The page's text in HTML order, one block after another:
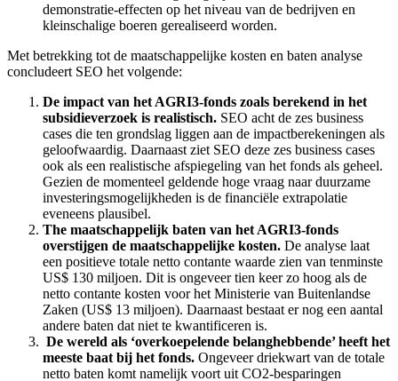
demonstratie-effecten op het niveau van de bedrijven en
kleinschalige boeren gerealiseerd worden.
Met betrekking tot de maatschappelijke kosten en baten analyse
concludeert SEO het volgende:
De impact van het AGRI3-fonds zoals berekend in het
subsidieverzoek is realistisch. SEO acht de zes business
cases die ten grondslag liggen aan de impactberekeningen als
geloofwaardig. Daarnaast ziet SEO deze zes business cases
ook als een realistische afspiegeling van het fonds als geheel.
Gezien de momenteel geldende hoge vraag naar duurzame
investeringsmogelijkheden is de financiële extrapolatie
eveneens plausibel.
The maatschappelijk baten van het AGRI3-fonds
overstijgen de maatschappelijke kosten. De analyse laat
een positieve totale netto contante waarde zien van tenminste
US$ 130 miljoen. Dit is ongeveer tien keer zo hoog als de
netto contante kosten voor het Ministerie van Buitenlandse
Zaken (US$ 13 miljoen). Daarnaast bestaat er nog een aantal
andere baten dat niet te kwantificeren is.
De wereld als ‘overkoepelende belanghebbende’ heeft het
meeste baat bij het fonds. Ongeveer driekwart van de totale
netto baten komt namelijk voort uit CO2-besparingen